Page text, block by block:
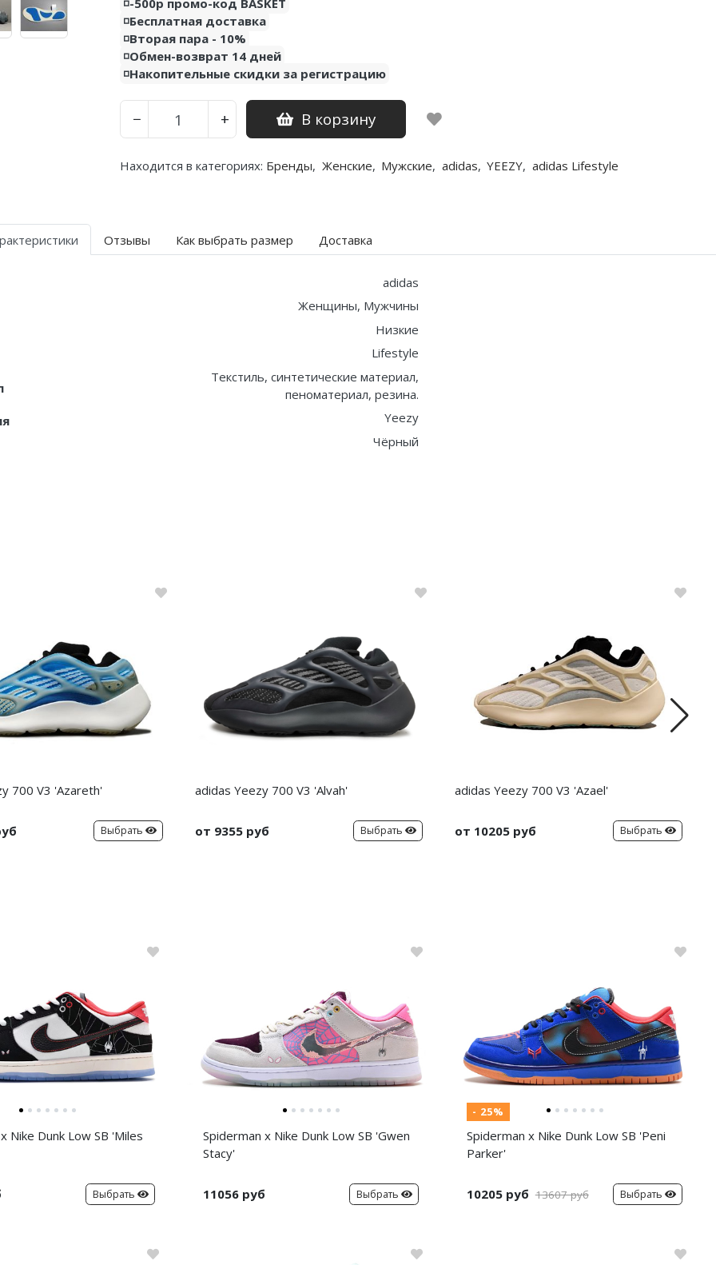
◽️-500р промо-код BASKET
◽️Бесплатная доставка
◽️Вторая пара - 10%
◽️Обмен-возврат 14 дней
◽️Накопительные скидки за регистрацию
− + В корзину
Находится в категориях: Бренды, Женские, Мужские, adidas, YEEZY, adidas Lifestyle
Отзывы Как выбрать размер Доставка
adidas
Женщины, Мужчины
Низкие
Lifestyle
Текстиль, синтетические материал,
пеноматериал, резина.
Yeezy
Чёрный
700 V3 'Azareth'
Выбрать
adidas Yeezy 700 V3 'Alvah'
от 9355 руб Выбрать
adidas Yeezy 700 V3 'Azael'
от 10205 руб Выбрать
Nike Dunk Low SB 'Miles
Выбрать
Spiderman x Nike Dunk Low SB 'Gwen
Stacy'
11056 руб Выбрать
- 25%
Spiderman x Nike Dunk Low SB 'Peni
Parker'
10205 руб 13607 руб Выбрать